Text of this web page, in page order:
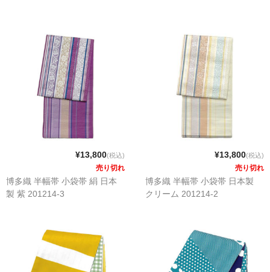
¥13,800(税込)
売り切れ
博多織 半幅帯 小袋帯 絹 日本
製 紫 201214-3
¥13,800(税込)
売り切れ
博多織 半幅帯 小袋帯 日本製
クリーム 201214-2